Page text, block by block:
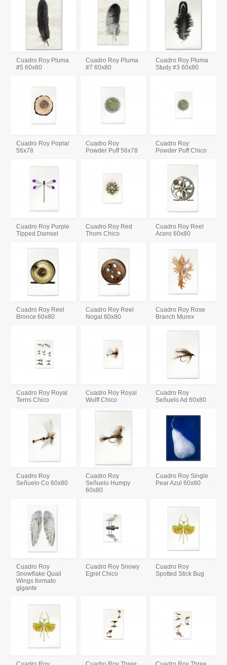
Cuadro Roy Pluma
#5 60x80
Cuadro Roy Pluma
#7 60x80
Cuadro Roy Pluma
Study #3 60x80
Cuadro Roy Poplar
56x78
Cuadro Roy
Powder Puff 56x78
Cuadro Roy
Powder Puff Chico
Cuadro Roy Purple
Tipped Damsel
Cuadro Roy Red
Thorn Chico
Cuadro Roy Reel
Acero 60x80
Cuadro Roy Reel
Bronce 60x80
Cuadro Roy Reel
Nogal 60x80
Cuadro Roy Rose
Branch Murex
Cuadro Roy Royal
Terns Chico
Cuadro Roy Royal
Wulff Chico
Cuadro Roy
Señuelo Ad 60x80
Cuadro Roy
Señuelo Co 60x80
Cuadro Roy
Señuelo Humpy
60x80
Cuadro Roy Single
Pear Azul 60x80
Cuadro Roy
Snowflake Quail
Wings formato
gigante
Cuadro Roy Snowy
Egret Chico
Cuadro Roy
Spotted Stick Bug